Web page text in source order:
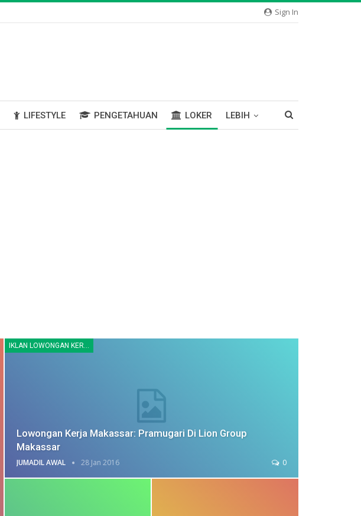
Sign In
LIFESTYLE PENGETAHUAN LOKER LEBIH
IKLAN LOWONGAN KERJA
Lowongan Kerja Makassar: Pramugari Di Lion Group
Makassar
JUMADIL AWAL 28 Jan 2016 0